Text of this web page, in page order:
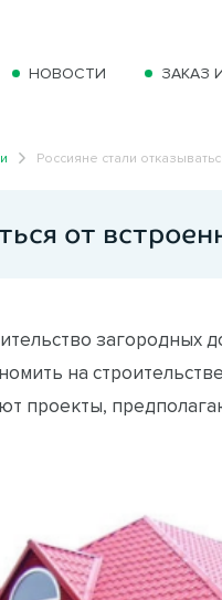
НОВОСТИ ЗАКАЗ
Россияне стали
от
загородных
на
проекты,